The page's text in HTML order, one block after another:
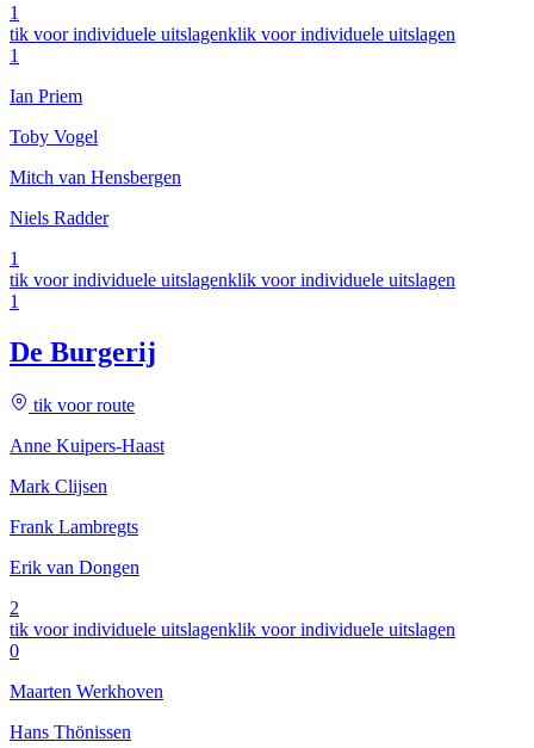
1
tik voor individuele uitslagenklik voor individuele uitslagen
1
Ian Priem
Toby Vogel
Mitch van Hensbergen
Niels Radder
1
tik voor individuele uitslagenklik voor individuele uitslagen
1
De Burgerij
tik voor route
Anne Kuipers-Haast
Mark Clijsen
Frank Lambregts
Erik van Dongen
2
tik voor individuele uitslagenklik voor individuele uitslagen
0
Maarten Werkhoven
Hans Thönissen